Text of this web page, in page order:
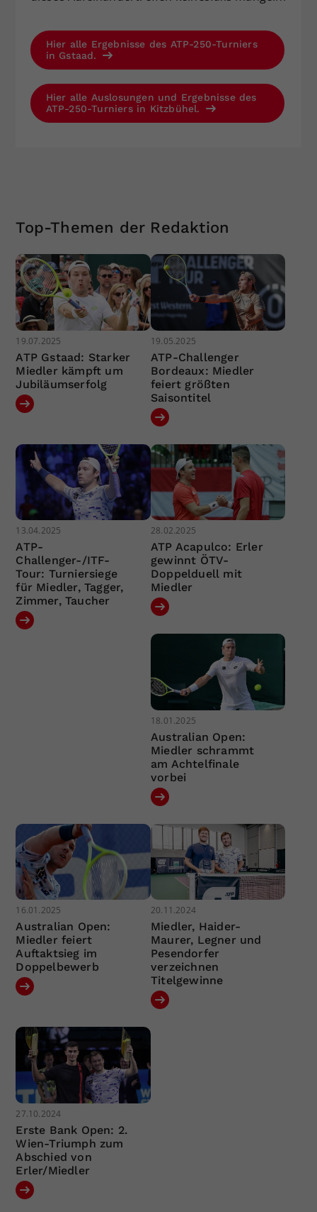
Hier alle Ergebnisse des ATP-250-Turniers
in Gstaad.
Hier alle Auslosungen und Ergebnisse des
ATP-250-Turniers in Kitzbühel.
Top-Themen der Redaktion
19.07.2025
ATP Gstaad: Starker
Miedler kämpft um
Jubiläumserfolg
19.05.2025
ATP-Challenger
Bordeaux: Miedler
feiert größten
Saisontitel
13.04.2025
ATP-
Challenger-/ITF-
Tour: Turniersiege
für Miedler, Tagger,
Zimmer, Taucher
28.02.2025
ATP Acapulco: Erler
gewinnt ÖTV-
Doppelduell mit
Miedler
18.01.2025
Australian Open:
Miedler schrammt
am Achtelfinale
vorbei
16.01.2025
Australian Open:
Miedler feiert
Auftaktsieg im
Doppelbewerb
20.11.2024
Miedler, Haider-
Maurer, Legner und
Pesendorfer
verzeichnen
Titelgewinne
27.10.2024
Erste Bank Open: 2.
Wien-Triumph zum
Abschied von
Erler/Miedler